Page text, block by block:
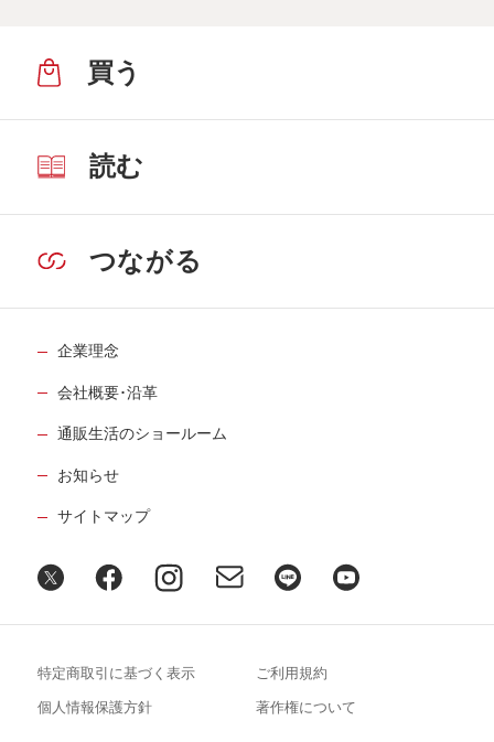
買う
読む
つながる
企業理念
会社概要･沿革
通販生活のショールーム
お知らせ
サイトマップ
特定商取引に基づく表示 ご利用規約
個人情報保護方針 著作権について